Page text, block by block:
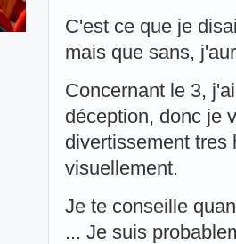
C'est ce que je
mais que sans,
Concernant le 3,
déception, donc je
divertissement tres
visuellement.
Je te conseille
... Je suis